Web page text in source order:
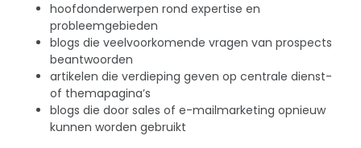
hoofdonderwerpen rond expertise en
probleemgebieden
blogs die veelvoorkomende vragen van prospects
beantwoorden
artikelen die verdieping geven op centrale dienst-
of themapagina’s
blogs die door sales of e-mailmarketing opnieuw
kunnen worden gebruikt